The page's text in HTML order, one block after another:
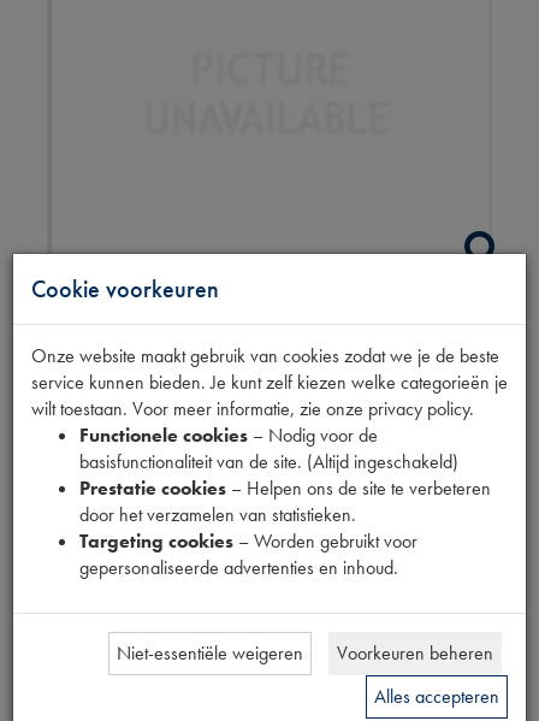
HANDREM
TERUGSTEL SLEUTEL
Productnummer
1866001
Prijs
105,22
Dit product kan op dit moment niet besteld worden
Mail ons
Cookie voorkeuren
Onze website maakt gebruik van cookies zodat we je de beste
service kunnen bieden. Je kunt zelf kiezen welke categorieën je
wilt toestaan. Voor meer informatie, zie onze privacy policy.
Functionele cookies – Nodig voor de
basisfunctionaliteit van de site. (Altijd ingeschakeld)
Prestatie cookies – Helpen ons de site te verbeteren
door het verzamelen van statistieken.
Targeting cookies – Worden gebruikt voor
gepersonaliseerde advertenties en inhoud.
Niet-essentiële weigeren
Voorkeuren beheren
Alles accepteren